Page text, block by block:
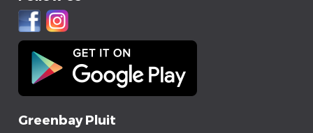
Greenbay Pluit